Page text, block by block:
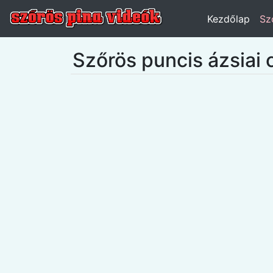
Kezdőlap
Szőrös puncis ázsiai